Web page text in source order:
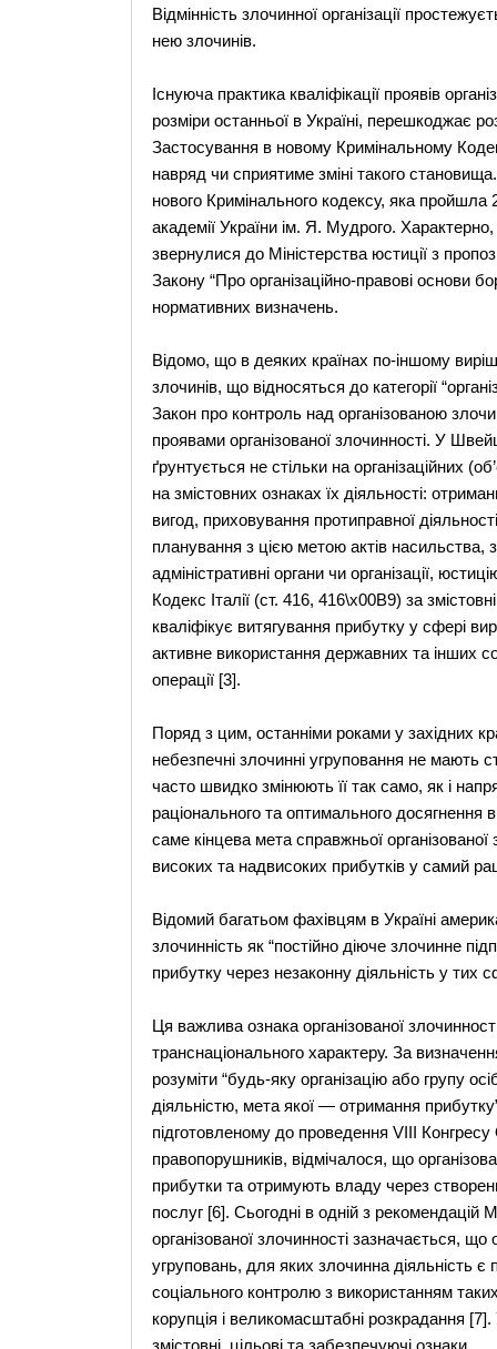
Відмінність злочинної організації
нею злочинів.
Існуюча практика кваліфікації проявів
розміри останньої в Україні, перешкоджає
Застосування в новому Кримінальному
навряд чи сприятиме зміні такого
нового Кримінального кодексу, яка
академії України ім. Я. Мудрого.
звернулися до Міністерства юстиції з
Закону “Про організаційно-правові основи
нормативних визначень.
Відомо, що в деяких країнах по-іншому
злочинів, що відносяться до категорії
Закон про контроль над організованою
проявами організованої злочинності. У
ґрунтується не стільки на організаційних
на змістовних ознаках їх діяльності:
вигод, приховування протиправної
планування з цією метою актів насильства,
адміністративні органи чи організації,
Кодекс Італії (ст. 416, 416\x00B9) за
кваліфікує витягування прибутку у сфері
активне використання державних та інших
операції [3].
Поряд з цим, останніми роками у західних
небезпечні злочинні угруповання не мають
часто швидко змінюють її так само, як і
раціонального та оптимального досягнення
саме кінцева мета справжньої
високих та надвисоких прибутків у самий
Відомий багатьом фахівцям в Україні
злочинність як “постійно діюче злочинне
прибутку через незаконну діяльність у тих
Ця важлива ознака організованої
транснаціонального характеру. За
розуміти “будь-яку організацію або групу
діяльністю, мета якої — отримання
підготовленому до проведення VІІІ
правопорушників, відмічалося, що
прибутки та отримують владу через
послуг [6]. Сьогодні в одній з
організованої злочинності зазначається,
угруповань, для яких злочинна діяльність
соціального контролю з використанням
корупція і великомасштабні розкрадання [7].
змістовні, цільові та забезпечуючі ознаки.